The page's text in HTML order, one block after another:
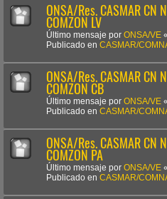
ONSA/Res. CASMAR
COMZON LV
Último mensaje por ONSA/VE «
Publicado en CASMAR/
ONSA/Res. CASMAR
COMZON CB
Último mensaje por ONSA/VE «
Publicado en CASMAR/
ONSA/Res. CASMAR
COMZON PA
Último mensaje por ONSA/VE «
Publicado en CASMAR/